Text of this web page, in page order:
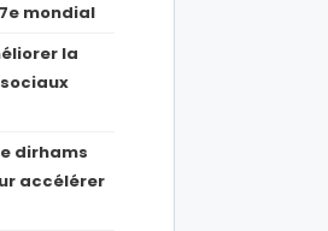
mondial
la
dirhams
accélérer